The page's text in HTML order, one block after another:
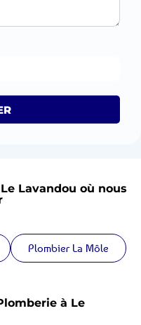
Lavandou où nous
Plombier La Môle
à Le